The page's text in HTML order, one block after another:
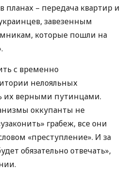
планах – передача квартир и
завезенным
которые пошли на
с временно
нелояльных
их верными путинцами.
оккупанты не
грабеж, все они
«преступление». И за
обязательно отвечать»,